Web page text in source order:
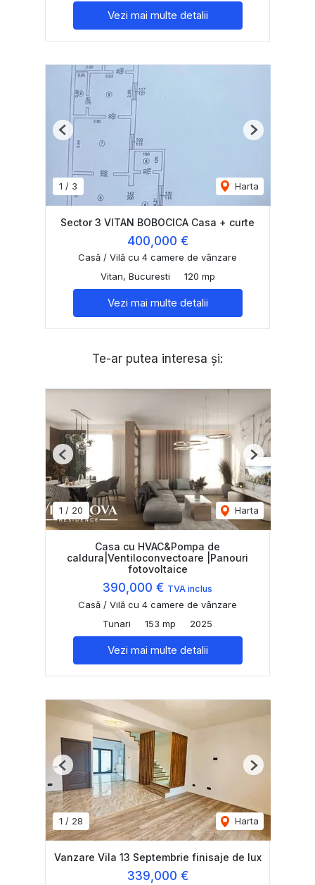
Vezi mai multe detalii
1 / 3 Harta
Previous Next
Sector 3 VITAN BOBOCICA Casa + curte
400,000 €
Casă / Vilă cu 4 camere de vânzare
Vitan, Bucuresti
120 mp
Vezi mai multe detalii
Te-ar putea interesa și:
1 / 20 Harta
Previous Next
Casa cu HVAC&Pompa de
caldura|Ventiloconvectoare |Panouri
fotovoltaice
390,000 € TVA inclus
Casă / Vilă cu 4 camere de vânzare
Tunari
153 mp 2025
Vezi mai multe detalii
1 / 28 Harta
Previous Next
Vanzare Vila 13 Septembrie finisaje de lux
339,000 €